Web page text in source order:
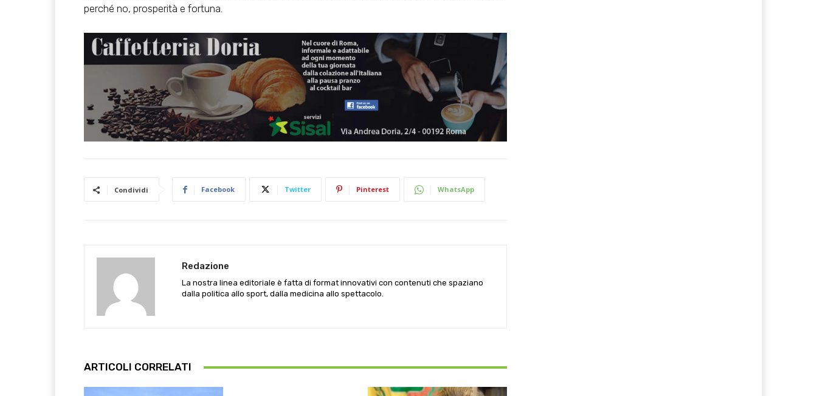
perché no, prosperità e fortuna.
Condividi Facebook Twitter Pinterest WhatsApp
Redazione
La nostra linea editoriale è fatta di format innovativi con contenuti che spaziano
dalla politica allo sport, dalla medicina allo spettacolo.
ARTICOLI CORRELATI